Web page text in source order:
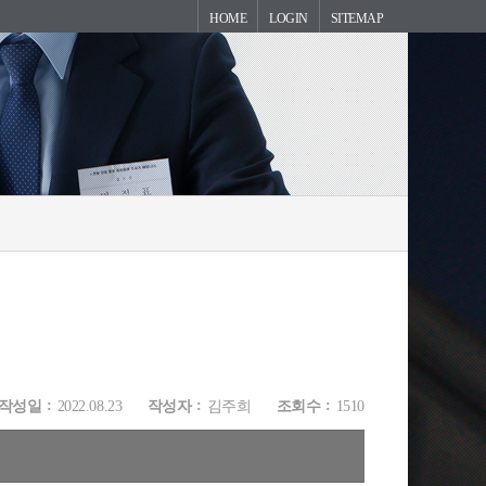
HOME LOGIN SITEMAP
성일 2022.08.23 작성자 김주희 조회수 1510